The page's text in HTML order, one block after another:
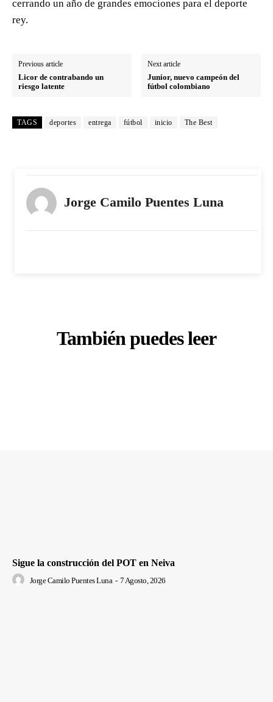
cerrando un año de grandes emociones para el deporte
rey.
Previous article
Licor de contrabando un
riesgo latente
Next article
Junior, nuevo campeón del
fútbol colombiano
TAGS deportes entrega fútbol inicio The Best
Jorge Camilo Puentes Luna
También puedes leer
Sigue la construcción del POT en Neiva
Jorge Camilo Puentes Luna - 7 Agosto, 2026